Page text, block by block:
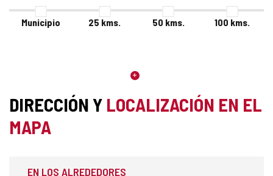
Municipio 25 kms. 50 kms. 100 kms.
DIRECCIÓN Y LOCALIZACIÓN EN EL
MAPA
EN LOS ALREDEDORES